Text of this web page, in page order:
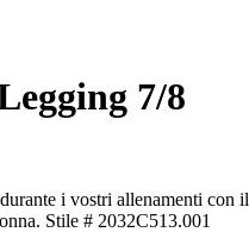
7/8
i vostri allenamenti con il
Stile # 2032C513.001